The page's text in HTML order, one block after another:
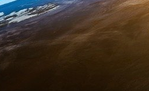
parts de marché.